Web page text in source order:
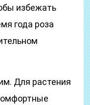
избежать
года роза
Для растения